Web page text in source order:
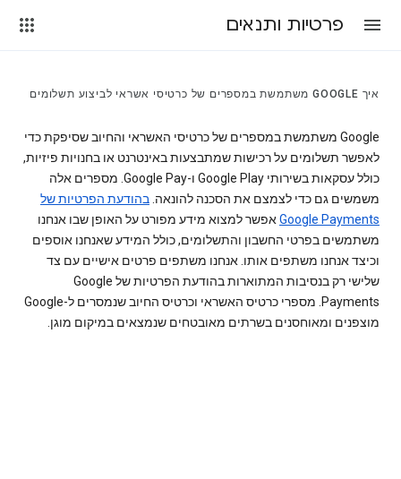
פרטיות ותנאים
איך GOOGLE משתמשת במספרים של כרטיסי אשראי לביצוע תשלומים
Google משתמשת במספרים של כרטיסי האשראי והחיוב שסיפקת כדי
לאפשר תשלומים על רכישות שמתבצעות באינטרנט או בחנויות פיזיות,
כולל עסקאות בשירותי Google Play ו-Google Pay. מספרים אלה
משמשים גם כדי לצמצם את הסכנה להונאה.בהודעת הפרטיות של
Google Paymentsאפשר למצוא מידע מפורט על האופן שבו אנחנו
משתמשים בפרטי החשבון והתשלומים, כולל המידע שאנחנו אוספים
וכיצד אנחנו משתפים אותו. אנחנו משתפים פרטים אישיים עם צד
שלישי רק בנסיבות המתוארות בהודעת הפרטיות של Google
Payments. מספרי כרטיס האשראי וכרטיס החיוב שנמסרים ל-Google
מוצפנים ומאוחסנים בשרתים מאובטחים שנמצאים במיקום מוגן.